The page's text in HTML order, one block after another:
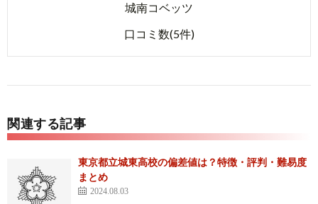
城南コベッツ
口コミ数(5件)
関連する記事
東京都立城東高校の偏差値は？特徴・評判・難易度
まとめ
2024.08.03